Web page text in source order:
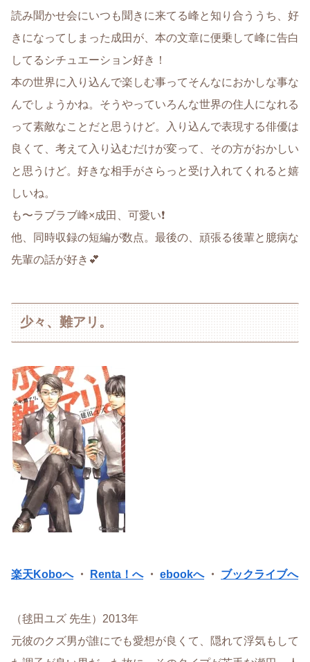
読み聞かせ会にいつも聞きに来てる峰と知り合ううち、好
きになってしまった成田が、本の文章に便乗して峰に告白
してるシチュエーション好き！
本の世界に入り込んで楽しむ事ってそんなにおかしな事な
んでしょうかね。そうやっていろんな世界の住人になれる
って素敵なことだと思うけど。入り込んで表現する俳優は
良くて、考えて入り込むだけが変って、その方がおかしい
と思うけど。好きな相手がさらっと受け入れてくれると嬉
しいね。
も〜ラブラブ峰×成田、可愛い❗
他、同時収録の短編が数点。最後の、頑張る後輩と臆病な
先輩の話が好き💕
少々、難アリ。
楽天Koboへ・ Renta！へ・ ebookへ・ ブックライブへ
（毬田ユズ 先生）2013年
元彼のクズ男が誰にでも愛想が良くて、隠れて浮気もして